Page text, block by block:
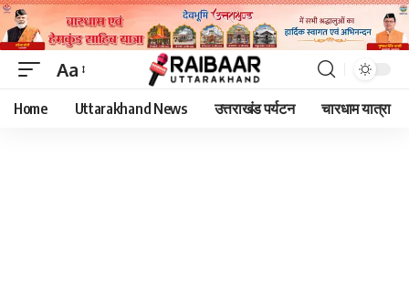
Font
Resizer
Aa
Home Uttarakhand News उत्तराखंड पर्यटन चारधाम यात्रा